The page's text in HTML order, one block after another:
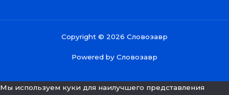
Copyright © 2026 Словозавр
Powered by Словозавр
Мы используем куки для наилучшего представления